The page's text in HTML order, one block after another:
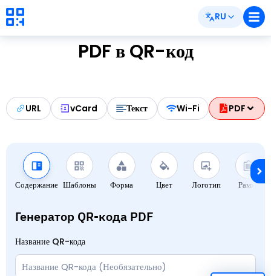
RU
PDF в QR-код
URL vCard Текст Wi-Fi PDF
Содержание Шаблоны Форма Цвет Логотип Рамки
Генератор QR-кода PDF
Название QR-кода